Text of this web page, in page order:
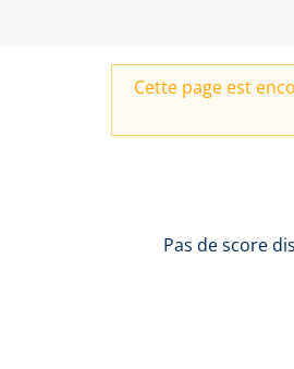
Cette page est
Pas de score